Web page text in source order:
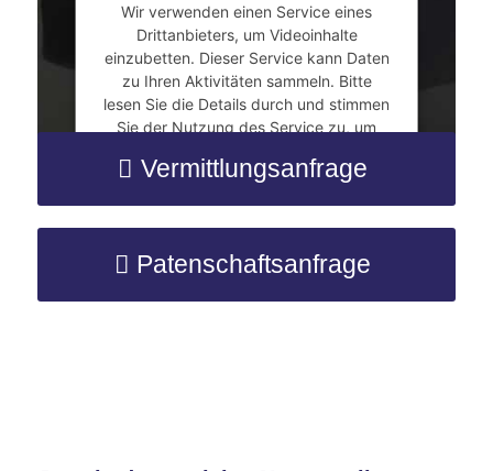
powered byUsercentrics Consent
Management Platform&eRecht24
Wir verwenden einen Service eines
Drittanbieters, um Videoinhalte
einzubetten. Dieser Service kann Daten
zu Ihren Aktivitäten sammeln. Bitte
lesen Sie die Details durch und stimmen
Sie der Nutzung des Service zu, um
Mehr Informationen
Akzeptieren
powered byUsercentrics Consent
Vermittlungsanfrage
Patenschaftsanfrage